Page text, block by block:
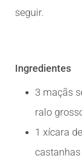
seguir.
Ingredientes
3 maçãs
ralo
1 xícara
castanhas